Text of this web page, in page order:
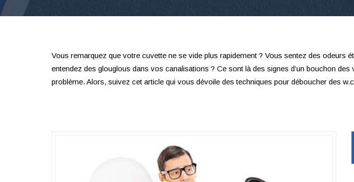
Vous remarquez que votre cuvette ne se vide plus rapidement ? Vous sentez des odeurs
entendez des glouglous dans vos canalisations ? Ce sont là des signes d’un bouchon
problème. Alors, suivez cet article qui vous dévoile des techniques pour déboucher des